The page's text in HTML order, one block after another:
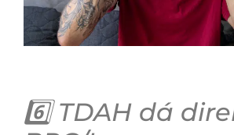
6️⃣ TDAH dá